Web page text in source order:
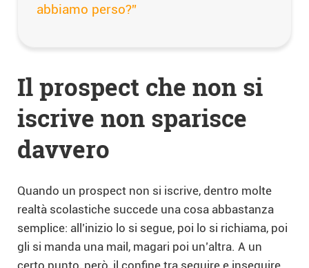
abbiamo perso?”
Il prospect che non si
iscrive non sparisce
davvero
Quando un prospect non si iscrive, dentro molte
realtà scolastiche succede una cosa abbastanza
semplice: all’inizio lo si segue, poi lo si richiama, poi
gli si manda una mail, magari poi un’altra. A un
certo punto, però, il confine tra seguire e inseguire